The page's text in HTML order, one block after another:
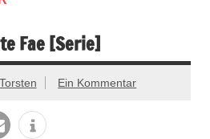
Fae [Serie]
Torsten Ein Kommentar